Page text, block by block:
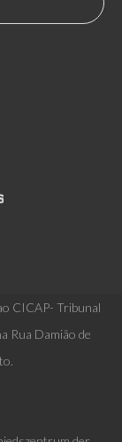
CICAP- Tribunal
Rua Damião de